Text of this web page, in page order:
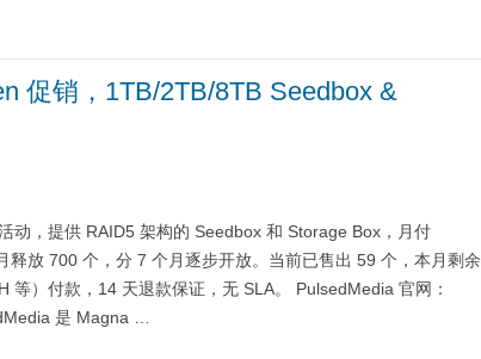
促销，1TB/2TB/8TB Seedbox &
动，提供 RAID5 架构的 Seedbox 和 Storage Box，月付
放 700 个，分 7 个月逐步开放。当前已售出 59 个，本月剩余
）付款，14 天退款保证，无 SLA。 PulsedMedia 官网：
是 Magna …